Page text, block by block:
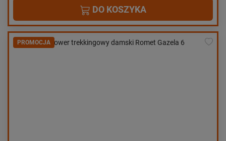
DO KOSZYKA
PROMOCJA